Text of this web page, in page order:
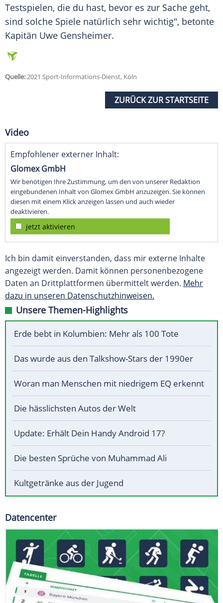
Testspielen, die du hast, bevor es zur Sache geht,
sind solche Spiele natürlich sehr wichtig", betonte
Kapitän Uwe Gensheimer.
Quelle:2021 Sport-Informations-Dienst, Köln
ZURÜCK ZUR STARTSEITE
Video
Empfohlener externer Inhalt:
Glomex GmbH
Wir benötigen Ihre Zustimmung, um den von unserer Redaktion
eingebundenen Inhalt von Glomex GmbH anzuzeigen. Sie können
diesen mit einem Klick anzeigen lassen und auch wieder
deaktivieren.
jetzt aktivieren
Ich bin damit einverstanden, dass mir externe Inhalte
angezeigt werden. Damit können personenbezogene
Daten an Drittplattformen übermittelt werden. Mehr
dazu in unseren Datenschutzhinweisen.
Unsere Themen-Highlights
Erde bebt in Kolumbien: Mehr als 100 Tote
Das wurde aus den Talkshow-Stars der 1990er
Woran man Menschen mit niedrigem EQ erkennt
Die hässlichsten Autos der Welt
Update: Erhält Dein Handy Android 17?
Die besten Sprüche von Muhammad Ali
Kultgetränke aus der Jugend
Datencenter